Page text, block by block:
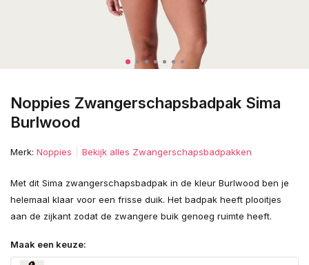
Noppies Zwangerschapsbadpak Sima
Burlwood
Merk: Noppies Bekijk alles Zwangerschapsbadpakken
Met dit Sima zwangerschapsbadpak in de kleur Burlwood ben je
helemaal klaar voor een frisse duik. Het badpak heeft plooitjes
aan de zijkant zodat de zwangere buik genoeg ruimte heeft.
Maak een keuze: